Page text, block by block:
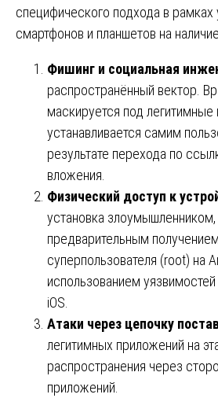
специфического подхода в рамках
смартфонов и планшетов на
Фишинг и социальная
распространённый вектор.
маскируется под
устанавливается самим
результате перехода по
вложения.
Физический доступ к
установка злоумышленником,
предварительным
суперпользователя (root) на
использованием
iOS.
Атаки через цепочку
легитимных приложений на
распространения через
приложений.